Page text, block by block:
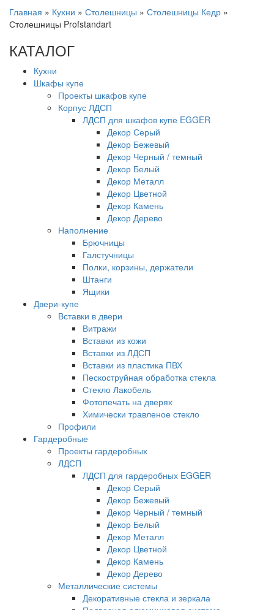
Главная » Кухни » Столешницы » Столешницы Кедр »
Столешницы Profstandart
КАТАЛОГ
Кухни
Шкафы купе
Проекты шкафов купе
Корпус ЛДСП
ЛДСП для шкафов купе EGGER
Декор Серый
Декор Бежевый
Декор Черный / темный
Декор Белый
Декор Металл
Декор Цветной
Декор Камень
Декор Дерево
Наполнение
Брючницы
Галстучницы
Полки, корзины, держатели
Штанги
Ящики
Двери-купе
Вставки в двери
Витражи
Вставки из кожи
Вставки из ЛДСП
Вставки из пластика ПВХ
Пескоструйная обработка стекла
Стекло Лакобель
Фотопечать на дверях
Химически травленое стекло
Профили
Гардеробные
Проекты гардеробных
ЛДСП
ЛДСП для гардеробных EGGER
Декор Серый
Декор Бежевый
Декор Черный / темный
Декор Белый
Декор Металл
Декор Цветной
Декор Камень
Декор Дерево
Металлические системы
Декоративные стекла и зеркала